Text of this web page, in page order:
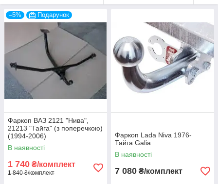
–5% Подарунок
Фаркоп ВАЗ 2121 "Нива",
21213 "Тайга" (з поперечкою)
(1994-2006)
В наявності
1 740 ₴/комплект
1 840 ₴/комплект
Фаркоп Lada Niva 1976-
Тайга Galia
В наявності
7 080 ₴/комплект